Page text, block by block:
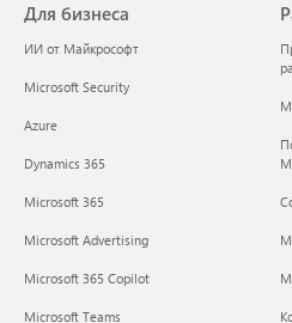
Для бизнеса
ИИ от Майкрософт
Microsoft Security
Azure
Dynamics 365
Microsoft 365
Microsoft Advertising
Microsoft 365 Copilot
Microsoft Teams